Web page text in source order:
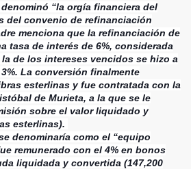
“la orgía financiera del
del convenio de refinanciación
menciona que la refinanciación de
tasa de interés de 6%, considerada
de los intereses vencidos se hizo a
La conversión finalmente
esterlinas y fue contratada con la
de Murieta, a la que se le
sobre el valor liquidado y
esterlinas).
denominaría como el “equipo
remunerado con el 4% en bonos
liquidada y convertida (147,200